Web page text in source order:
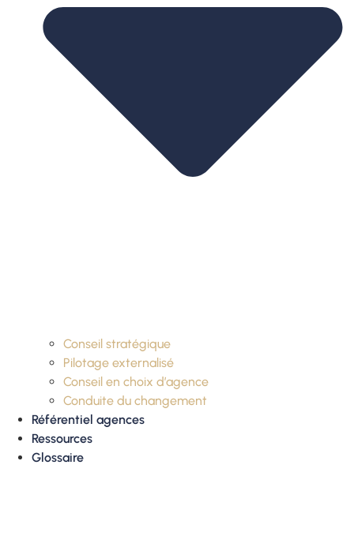
Conseil stratégique
Pilotage externalisé
Conseil en choix d’agence
Conduite du changement
Référentiel agences
Ressources
Glossaire